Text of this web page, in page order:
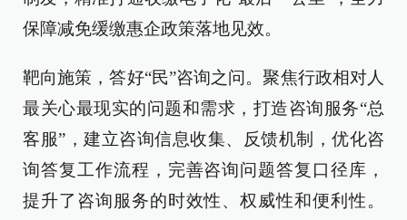
保障减免缓缴惠企政策落地见效。
靶向施策，答好“民”咨询之问。聚焦行政相对人
最关心最现实的问题和需求，打造咨询服务“总
客服”，建立咨询信息收集、反馈机制，优化咨
询答复工作流程，完善咨询问题答复口径库，
提升了咨询服务的时效性、权威性和便利性。